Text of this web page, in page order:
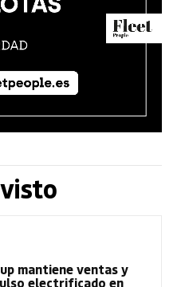
mantiene ventas y
electrificado en